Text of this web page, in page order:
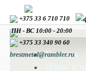
+375 33 6 710 710
ПН - ВС 10:00 - 20:00
+375 33 340 90 60
brestmetal@rambler.ru
Главная